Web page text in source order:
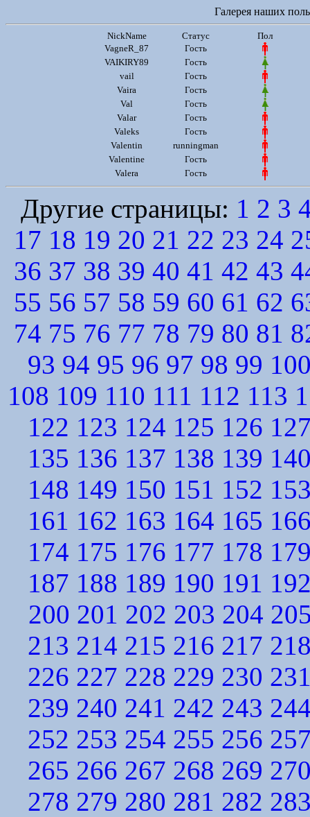
Галерея наших
NickName Статус
Пол
VagneR_87
Гость
VAIKIRY89
Гость
vail
Гость
Vaira
Гость
Val
Гость
Valar
Гость
Valeks
Гость
Valentin
runningman
Valentine
Гость
Valera
Гость
Другие страницы: 1 2 3
17 18 19 20 21 22 23 24
36 37 38 39 40 41 42 43
55 56 57 58 59 60 61 62
74 75 76 77 78 79 80 81
93 94 95 96 97 98 99
108 109 110 111 112 113
122 123 124 125 126
135 136 137 138 139
148 149 150 151 152
161 162 163 164 165
174 175 176 177 178
187 188 189 190 191
200 201 202 203 204
213 214 215 216 217
226 227 228 229 230
239 240 241 242 243
252 253 254 255 256
265 266 267 268 269
278 279 280 281 282